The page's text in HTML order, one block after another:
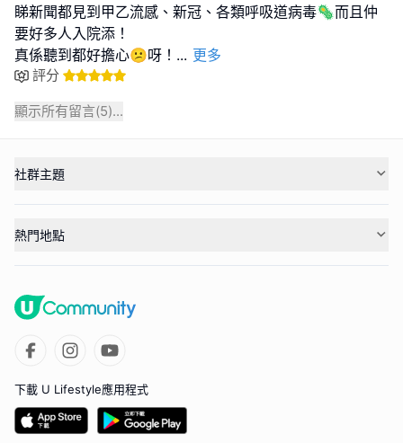
睇新聞都見到甲乙流感、新冠、各類呼吸道病毒🦠而且仲
要好多人入院添！
真係聽到都好擔心😕呀！ ... 更多
評分
顯示所有留言(5)...
社群主題
熱門地點
下載 U Lifestyle應用程式